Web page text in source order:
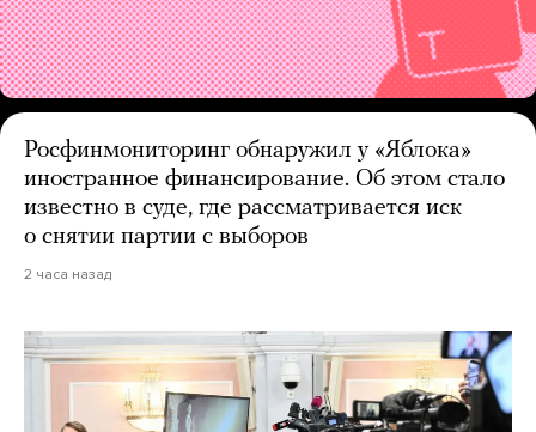
Росфинмониторинг обнаружил у «Яблока»
иностранное финансирование. Об этом стало
известно в суде, где рассматривается иск
о снятии партии с выборов
2 часа назад